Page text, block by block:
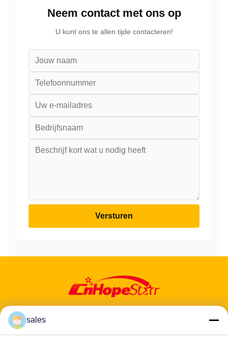
Neem contact met ons op
U kunt ons te allen tijde contacteren!
Versturen
sales